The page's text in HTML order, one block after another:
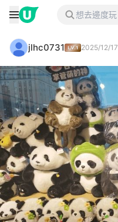
jlhc0731 2025/12/17